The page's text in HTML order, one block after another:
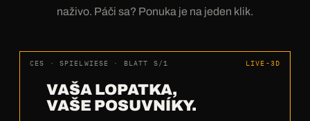
naživo. Páči sa? Ponuka je na jeden klik.
CES · SPIELWIESE · BLATT S/1 LIVE-3D
VAŠA LOPATKA,
VAŠE POSUVNÍKY.